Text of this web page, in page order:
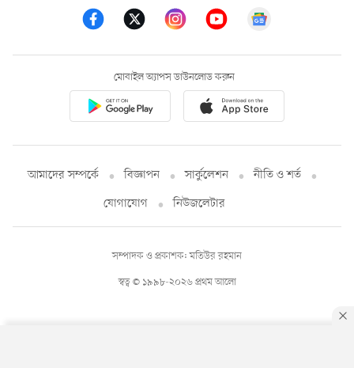
মোবাইল অ্যাপস ডাউনলোড করুন
আমাদের সম্পর্কে বিজ্ঞাপন সার্কুলেশন
নীতি ও শর্ত
যোগাযোগ
নিউজলেটার
স্বত্ব © ১৯৯৮-২০২৬ প্রথম আলো
সম্পাদক ও প্রকাশক: মতিউর রহমান